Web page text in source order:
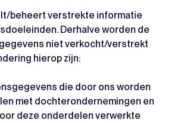
beheert verstrekte informatie
Derhalve worden de
niet verkocht/verstrekt
hierop zijn:
die door ons worden
met dochterondernemingen en
deze onderdelen verwerkte